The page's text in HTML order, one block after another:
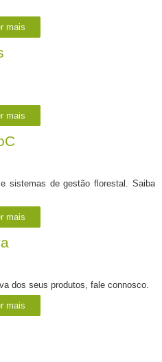
mais
mais
sistemas de gestão florestal. Saiba
mais
dos seus produtos, fale connosco.
mais